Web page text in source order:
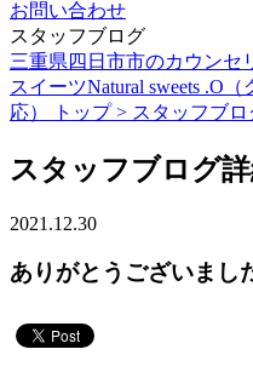
お問い合わせ
スタッフブログ
三重県四日市市のカウンセ
スイーツNatural sweets .O
応） トップ > スタッフブロ
スタッフブログ詳
2021.12.30
ありがとうございまし